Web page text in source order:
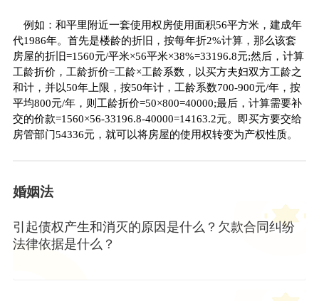
例如：和平里附近一套使用权房使用面积56平方米，建成年
代1986年。首先是楼龄的折旧，按每年折2%计算，那么该套
房屋的折旧=1560元/平米×56平米×38%=33196.8元;然后，计算
工龄折价，工龄折价=工龄×工龄系数，以买方夫妇双方工龄之
和计，并以50年上限，按50年计，工龄系数700-900元/年，按
平均800元/年，则工龄折价=50×800=40000;最后，计算需要补
交的价款=1560×56-33196.8-40000=14163.2元。即买方要交给
房管部门54336元，就可以将房屋的使用权转变为产权性质。
婚姻法
引起债权产生和消灭的原因是什么？欠款合同纠纷
法律依据是什么？